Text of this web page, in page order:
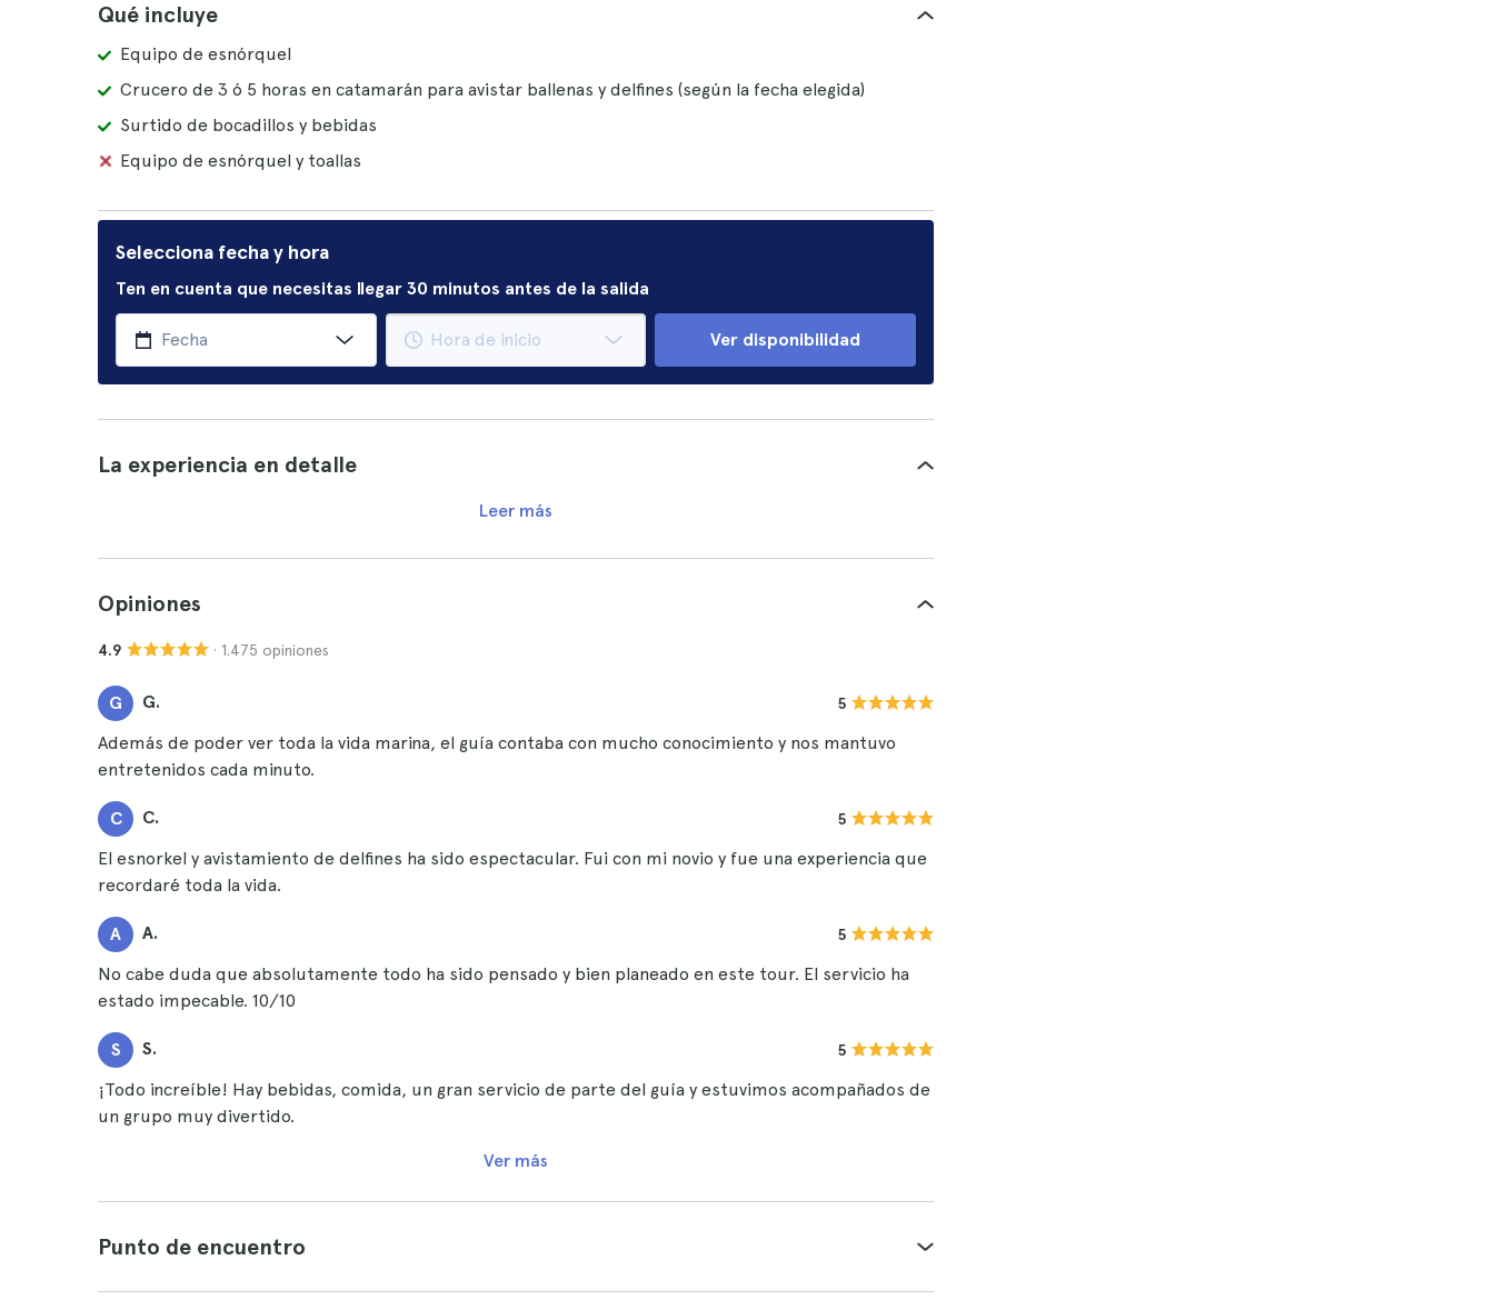
Qué incluye
Equipo de esnórquel
Crucero de 3 ó 5 horas en catamarán para avistar ballenas y delfines (según la fecha elegida)
Surtido de bocadillos y bebidas
Equipo de esnórquel y toallas
Selecciona fecha y hora
Ten en cuenta que necesitas llegar 30 minutos antes de la salida
Ver disponibilidad
La experiencia en detalle
Leer más
Opiniones
4.9 · 1.475 opiniones
G G. 5
Además de poder ver toda la vida marina, el guía contaba con mucho conocimiento y nos mantuvo
entretenidos cada minuto.
C C. 5
El esnorkel y avistamiento de delfines ha sido espectacular. Fui con mi novio y fue una experiencia que
recordaré toda la vida.
A A. 5
No cabe duda que absolutamente todo ha sido pensado y bien planeado en este tour. El servicio ha
estado impecable. 10/10
S S. 5
¡Todo increíble! Hay bebidas, comida, un gran servicio de parte del guía y estuvimos acompañados de
un grupo muy divertido.
Ver más
Punto de encuentro